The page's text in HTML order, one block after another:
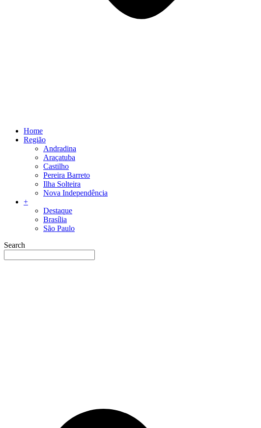
Home
Região
Andradina
Araçatuba
Castilho
Pereira Barreto
Ilha Solteira
Nova Independência
+
Destaque
Brasília
São Paulo
Search